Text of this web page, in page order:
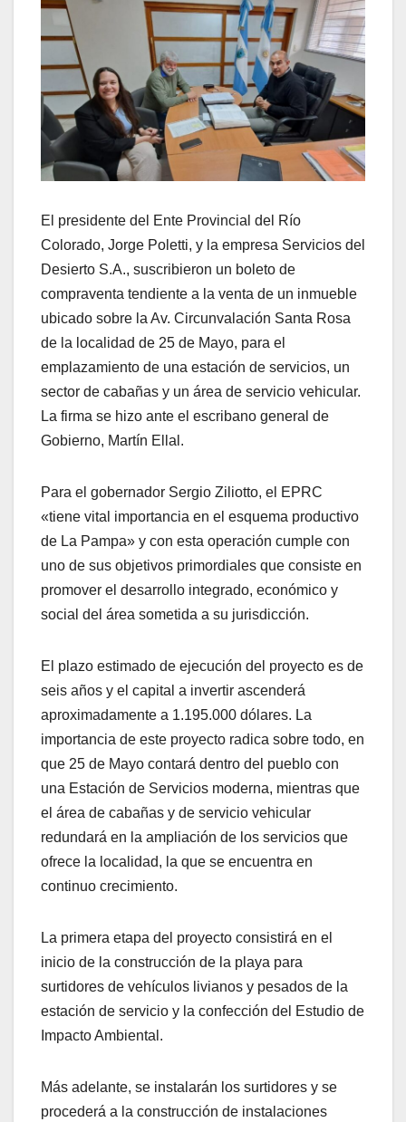
El presidente del Ente Provincial del Río
Colorado, Jorge Poletti, y la empresa Servicios del
Desierto S.A., suscribieron un boleto de
compraventa tendiente a la venta de un inmueble
ubicado sobre la Av. Circunvalación Santa Rosa
de la localidad de 25 de Mayo, para el
emplazamiento de una estación de servicios, un
sector de cabañas y un área de servicio vehicular.
La firma se hizo ante el escribano general de
Gobierno, Martín Ellal.
Para el gobernador Sergio Ziliotto, el EPRC
«tiene vital importancia en el esquema productivo
de La Pampa» y con esta operación cumple con
uno de sus objetivos primordiales que consiste en
promover el desarrollo integrado, económico y
social del área sometida a su jurisdicción.
El plazo estimado de ejecución del proyecto es de
seis años y el capital a invertir ascenderá
aproximadamente a 1.195.000 dólares. La
importancia de este proyecto radica sobre todo, en
que 25 de Mayo contará dentro del pueblo con
una Estación de Servicios moderna, mientras que
el área de cabañas y de servicio vehicular
redundará en la ampliación de los servicios que
ofrece la localidad, la que se encuentra en
continuo crecimiento.
La primera etapa del proyecto consistirá en el
inicio de la construcción de la playa para
surtidores de vehículos livianos y pesados de la
estación de servicio y la confección del Estudio de
Impacto Ambiental.
Más adelante, se instalarán los surtidores y se
procederá a la construcción de instalaciones